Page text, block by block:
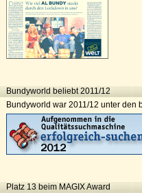
Bundyworld beliebt 2011/12
Bundyworld war 2011/12 unter den
Platz 13 beim MAGIX Award